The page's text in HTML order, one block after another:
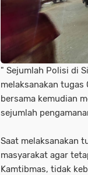
" Sejumlah Polisi di
melaksanakan tugas
bersama kemudian
sejumlah
Saat melaksanakan
masyarakat agar
Kamtibmas, tidak